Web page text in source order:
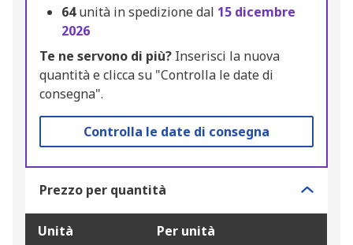
64unità in spedizione dal 15 dicembre
2026
Te ne servono di più? Inserisci la nuova
quantità e clicca su "Controlla le date di
consegna".
Controlla le date di consegna
Prezzo per quantità
Unità Per unità